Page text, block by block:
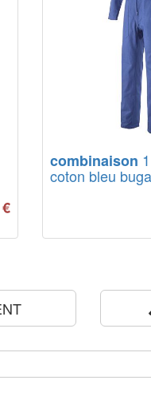
€
combinaison
coton bleu